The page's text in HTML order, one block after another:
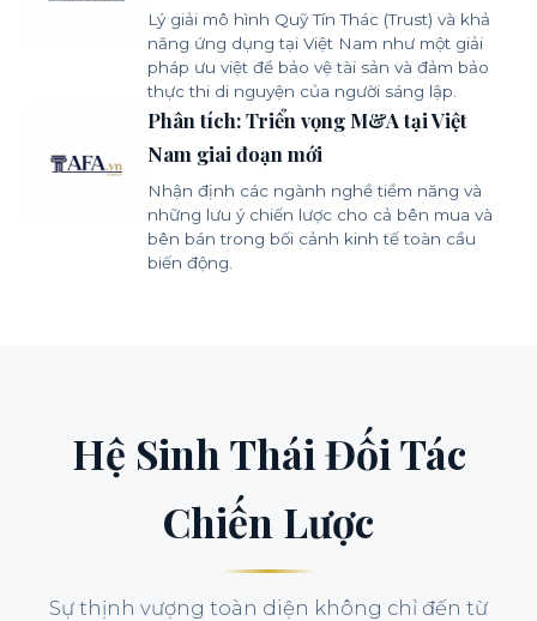
Lý giải mô hình Quỹ Tín Thác (Trust) và khả
năng ứng dụng tại Việt Nam như một giải
pháp ưu việt để bảo vệ tài sản và đảm bảo
thực thi di nguyện của người sáng lập.
Phân tích: Triển vọng M&A tại Việt
Nam giai đoạn mới
Nhận định các ngành nghề tiềm năng và
những lưu ý chiến lược cho cả bên mua và
bên bán trong bối cảnh kinh tế toàn cầu
biến động.
Hệ Sinh Thái Đối Tác
Chiến Lược
Sự thịnh vượng toàn diện không chỉ đến từ